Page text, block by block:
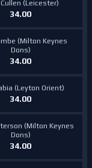
(Leicester)
34.00
(Milton Keynes
Dons)
34.00
(Leyton Orient)
34.00
(Milton Keynes
Dons)
34.00